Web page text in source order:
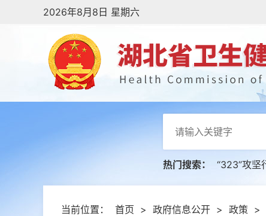
2026年8月8日 星期六
热门搜索： “323”攻坚
当前位置： 首页 > 政府信息公开 > 政策 >